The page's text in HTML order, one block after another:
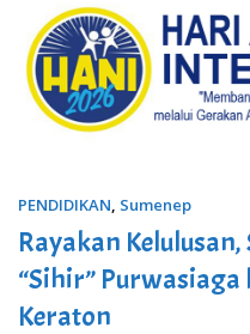
PENDIDIKAN, Sumenep
Rayakan Kelulusan,
“Sihir” Purwasiaga
Keraton